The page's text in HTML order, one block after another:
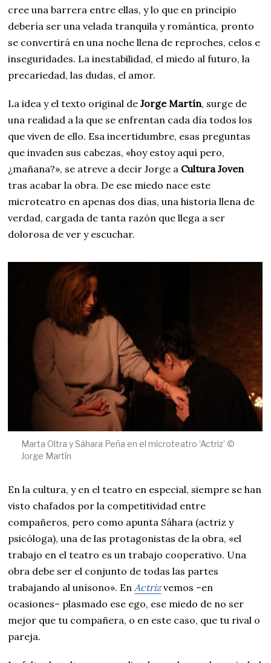
cree una barrera entre ellas, y lo que en principio
debería ser una velada tranquila y romántica, pronto
se convertirá en una noche llena de reproches, celos e
inseguridades. La inestabilidad, el miedo al futuro, la
precariedad, las dudas, el amor.
La idea y el texto original deJorge Martín, surge de
una realidad a la que se enfrentan cada día todos los
que viven de ello. Esa incertidumbre, esas preguntas
que invaden sus cabezas, «hoy estoy aquí pero,
¿mañana?», se atreve a decir Jorge a Cultura Joven
tras acabar la obra. De ese miedo nace este
microteatro en apenas dos días, una historia llena de
verdad, cargada de tanta razón que llega a ser
dolorosa de ver y escuchar.
Marta Oltra y Sáhara Peña en el microteatro ‘Actriz’ ©
Jorge Martín
En la cultura, y en el teatro en especial, siempre se han
visto chafados por la competitividad entre
compañeros, pero como apunta Sáhara (actriz y
psicóloga), una de las protagonistas de la obra, «el
trabajo en el teatro es un trabajo cooperativo. Una
obra debe ser el conjunto de todas las partes
trabajando al unísono». En Actriz vemos –en
ocasiones– plasmado ese ego, ese miedo de no ser
mejor que tu compañera, o en este caso, que tu rival o
pareja.